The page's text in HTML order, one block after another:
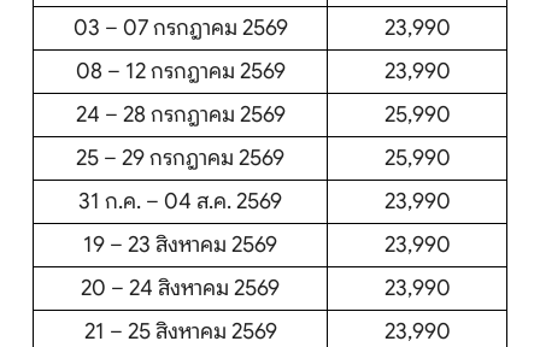
03 – 07 กรกฎาคม 2569
23,990
08 – 12 กรกฎาคม 2569
23,990
24 – 28 กรกฎาคม 2569
25,990
25 – 29 กรกฎาคม 2569
25,990
31 ก.ค. – 04 ส.ค. 2569
23,990
19 – 23 สิงหาคม 2569
23,990
20 – 24 สิงหาคม 2569
23,990
21 – 25 สิงหาคม 2569
23,990